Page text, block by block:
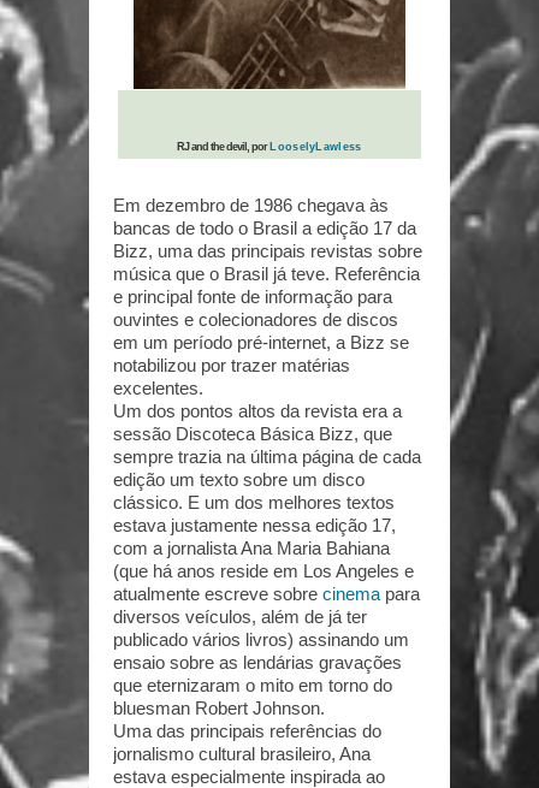
RJ and the devil, por LooselyLawless
Em dezembro de 1986 chegava às
bancas de todo o Brasil a edição 17 da
Bizz, uma das principais revistas sobre
música que o Brasil já teve. Referência
e principal fonte de informação para
ouvintes e colecionadores de discos
em um período pré-internet, a Bizz se
notabilizou por trazer matérias
excelentes.
Um dos pontos altos da revista era a
sessão Discoteca Básica Bizz, que
sempre trazia na última página de cada
edição um texto sobre um disco
clássico. E um dos melhores textos
estava justamente nessa edição 17,
com a jornalista Ana Maria Bahiana
(que há anos reside em Los Angeles e
atualmente escreve sobre cinema para
diversos veículos, além de já ter
publicado vários livros) assinando um
ensaio sobre as lendárias gravações
que eternizaram o mito em torno do
bluesman Robert Johnson.
Uma das principais referências do
jornalismo cultural brasileiro, Ana
estava especialmente inspirada ao